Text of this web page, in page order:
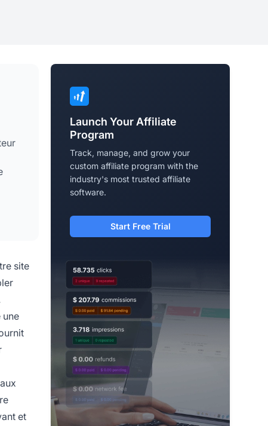
site
une
et
Launch Your Affiliate
Program
Track, manage, and grow your
custom affiliate program with the
industry's most trusted affiliate
software.
Start Free Trial